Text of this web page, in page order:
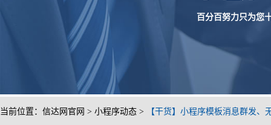
百分百努力只为您
当前位置： 信达网官网 > 小程序动态 > 【干货】小程序模板消息群发、